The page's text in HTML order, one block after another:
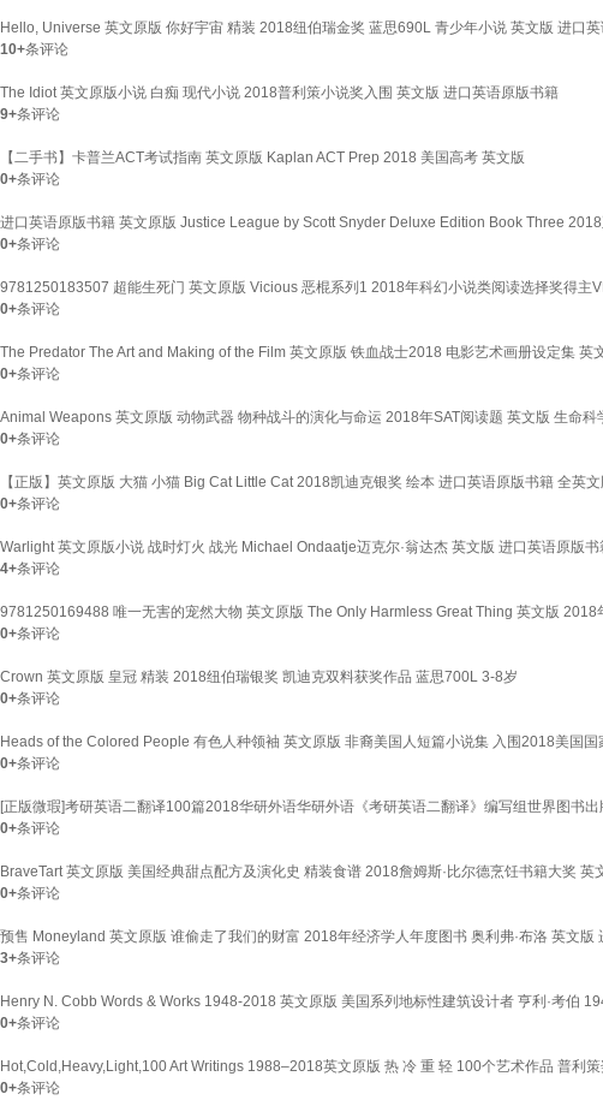
Hello, Universe 英文原版 你好宇宙 精装 2018纽伯瑞金奖 蓝思690L 青少年小说 英文版 进口
10+条评论
The Idiot 英文原版小说 白痴 现代小说 2018普利策小说奖入围 英文版 进口英语原版书籍
9+条评论
【二手书】卡普兰ACT考试指南 英文原版 Kaplan ACT Prep 2018 美国高考 英文版
0+条评论
进口英语原版书籍 英文原版 Justice League by Scott Snyder Deluxe Edition Book Three
0+条评论
9781250183507 超能生死门 英文原版 Vicious 恶棍系列1 2018年科幻小说类阅读选择奖得主
0+条评论
The Predator The Art and Making of the Film 英文原版 铁血战士2018 电影艺术画册设定集 英
0+条评论
Animal Weapons 英文原版 动物武器 物种战斗的演化与命运 2018年SAT阅读题 英文版 生命科
0+条评论
【正版】英文原版 大猫 小猫 Big Cat Little Cat 2018凯迪克银奖 绘本 进口英语原版书籍 全英文
0+条评论
Warlight 英文原版小说 战时灯火 战光 Michael Ondaatje迈克尔·翁达杰 英文版 进口英语原版
4+条评论
9781250169488 唯一无害的宠然大物 英文原版 The Only Harmless Great Thing 英文版
0+条评论
Crown 英文原版 皇冠 精装 2018纽伯瑞银奖 凯迪克双料获奖作品 蓝思700L 3-8岁
0+条评论
Heads of the Colored People 有色人种领袖 英文原版 非裔美国人短篇小说集 入围2018美国
0+条评论
[正版微瑕]考研英语二翻译100篇2018华研外语华研外语《考研英语二翻译》编写组世界图书出
0+条评论
BraveTart 英文原版 美国经典甜点配方及演化史 精装食谱 2018詹姆斯·比尔德烹饪书籍大奖 英
0+条评论
预售 Moneyland 英文原版 谁偷走了我们的财富 2018年经济学人年度图书 奥利弗·布洛 英文版
3+条评论
Henry N. Cobb Words & Works 1948-2018 英文原版 美国系列地标性建筑设计者 亨利·考伯
0+条评论
Hot,Cold,Heavy,Light,100 Art Writings 1988–2018英文原版 热 冷 重 轻 100个艺术作品 普利
0+条评论